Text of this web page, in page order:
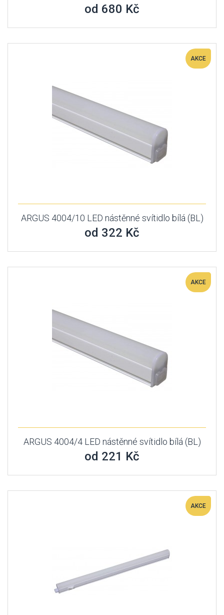
od 680 Kč
AKCE
ARGUS 4004/10 LED nástěnné svítidlo bílá (BL)
od 322 Kč
AKCE
ARGUS 4004/4 LED nástěnné svítidlo bílá (BL)
od 221 Kč
AKCE